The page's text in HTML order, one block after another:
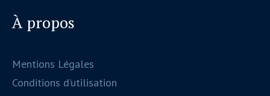
À propos
Mentions Légales
Conditions d’utilisation